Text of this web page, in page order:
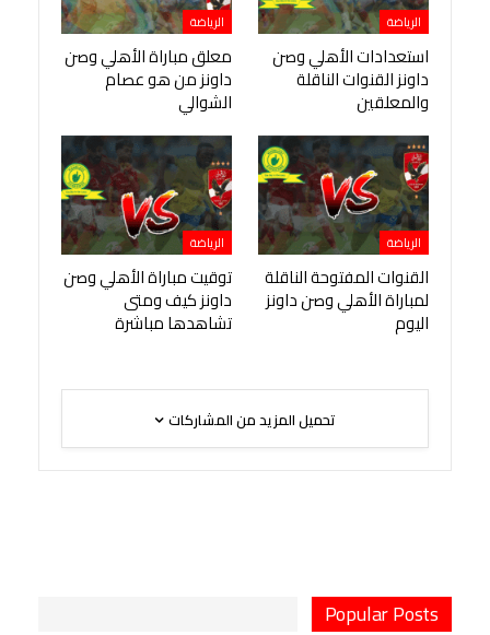
الرياضة
استعدادات الأهلي وصن
داونز القنوات الناقلة
والمعلقين
الرياضة
معلق مباراة الأهلي وصن
داونز من هو عصام
الشوالي
الرياضة
القنوات المفتوحة الناقلة
لمباراة الأهلي وصن داونز
اليوم
الرياضة
توقيت مباراة الأهلي وصن
داونز كيف ومتى
تشاهدها مباشرة
تحميل المزيد من المشاركات
Popular Posts